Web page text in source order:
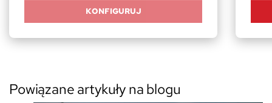
KONFIGURUJ
Powiązane artykuły na blogu